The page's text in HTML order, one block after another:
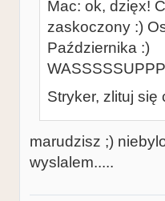
Mac: ok, dzięx!
zaskoczony :)
Października :)
Stryker, zlituj się
marudzisz ;)
wyslalem.....